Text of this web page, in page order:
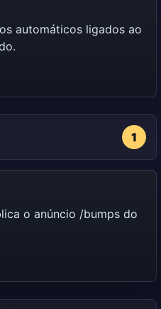
automáticos ligados ao
1
o anúncio /bumps do